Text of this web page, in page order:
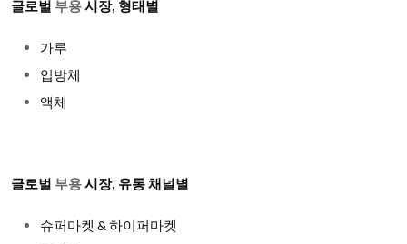
글로벌 부용 시장, 형태별
가루
입방체
액체
글로벌 부용 시장, 유통 채널별
슈퍼마켓 & 하이퍼마켓